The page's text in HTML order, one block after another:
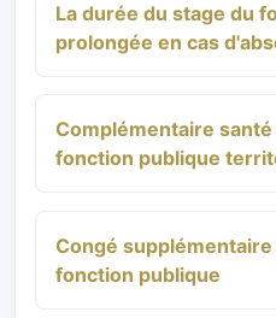
La durée du stage du
prolongée en cas
Complémentaire
fonction publique
Congé
fonction publique